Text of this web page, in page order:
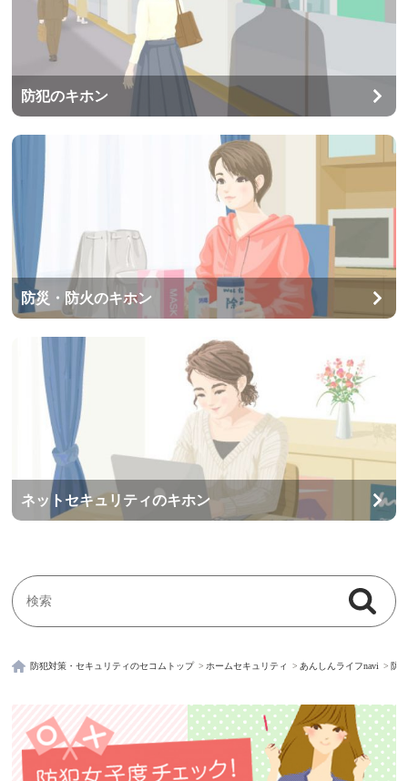
検索キーワード入力
検索
防犯のキホン
防災・防火のキホン
ネットセキュリティのキホン
防犯対策・セキュリティのセコムトップ ホームセキュリティ あんしんライフnavi 防